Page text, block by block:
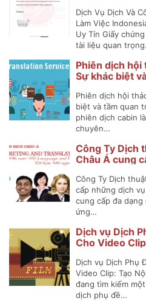
Dịch Vụ Dịch Và
Làm Việc
Uy Tín Giấy
tài liệu quan
Phiên dịch hội
Sự khác biệt
Phiên dịch hội
biệt và tầm quan
phiên dịch cabin
chuyên…
Công Ty Dịch
Châu Á cung
Công Ty Dịch
cấp những dịch
cung cấp đa
ứng…
Dịch vụ Dịch
Cho Video
Dịch vụ Dịch Phụ
Video Clip: Tạo
đang tìm kiếm
dịch phụ đề…